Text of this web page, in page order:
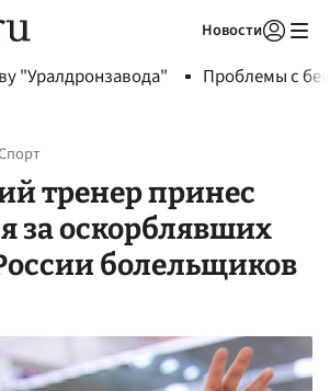
Новости
"Уралдронзавода" Проблемы с
тренер принес
за оскорблявших
болельщиков